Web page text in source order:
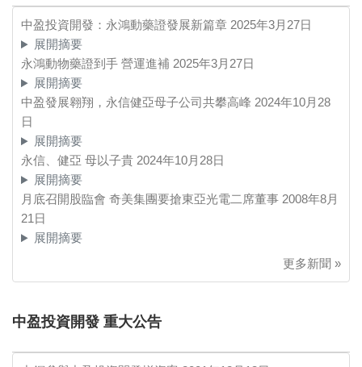
中盈投資開發：永鴻動藥證發展新篇章 2025年3月27日
展開摘要
永鴻動物藥證到手 營運進補 2025年3月27日
展開摘要
中盈發展翱翔，永信健亞母子公司共攀高峰 2024年10月28
日
展開摘要
永信、健亞 母以子貴 2024年10月28日
展開摘要
月底召開股臨會 奇美集團要搶東亞光電二席董事 2008年8月
21日
展開摘要
更多新聞 »
中盈投資開發 重大公告